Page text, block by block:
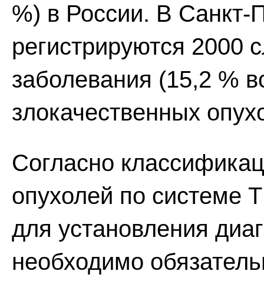
%) в России. В Санкт-
регистрируются 2000
заболевания (15,2 %
злокачественных
Согласно
опухолей по системе
для установления
необходимо